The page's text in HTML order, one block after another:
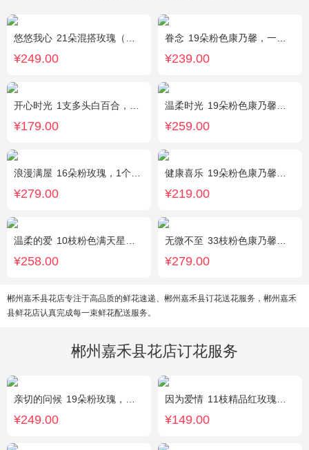
悠悠我心 21朵混搭玫瑰（粉玫瑰+紫玫瑰），绿叶搭配
¥249.00
眷念 19朵粉色康乃馨，一条灯带，满天星、绿叶搭配
¥239.00
开心时光 1支多头白百合，3朵粉玫瑰，4朵康乃馨，桔梗、满天星、绿叶混搭
¥179.00
温柔时光 19朵粉色康乃馨，2支多头粉百合，黄莺搭配
¥259.00
浪漫满屋 16朵粉玫瑰，1个粉色绣球，3个乒乓菊，桔梗、绿叶搭配
¥279.00
健康喜乐 19朵粉色康乃馨，满天星、绿叶搭配
¥219.00
温柔的爱 10枝粉色满天星，1条灯带
¥258.00
无微不至 33枝粉色康乃馨，石竹梅围绕
¥279.00
郴州嘉禾县花店专注于高品质的鲜花速递、郴州嘉禾县订花送花服务，郴州嘉禾
县鲜花店认真完成每一束鲜花配送服务。
郴州嘉禾县花店订花服务
亲切的问候 19朵粉玫瑰，叶上黄金点缀。
¥249.00
因为爱情 11枝精品红玫瑰，黄英丰满。
¥149.00